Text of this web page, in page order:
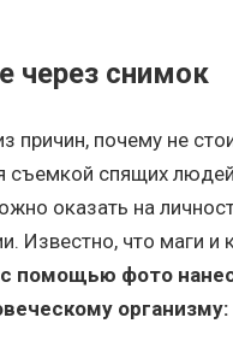
через снимок
причин, почему не
съемкой спящих
оказать на
Известно, что маги и
с помощью фото
организму: